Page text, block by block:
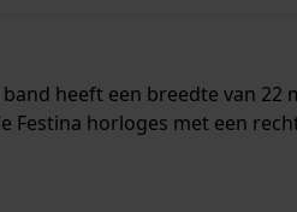
heeft een breedte van 22
Festina horloges met een